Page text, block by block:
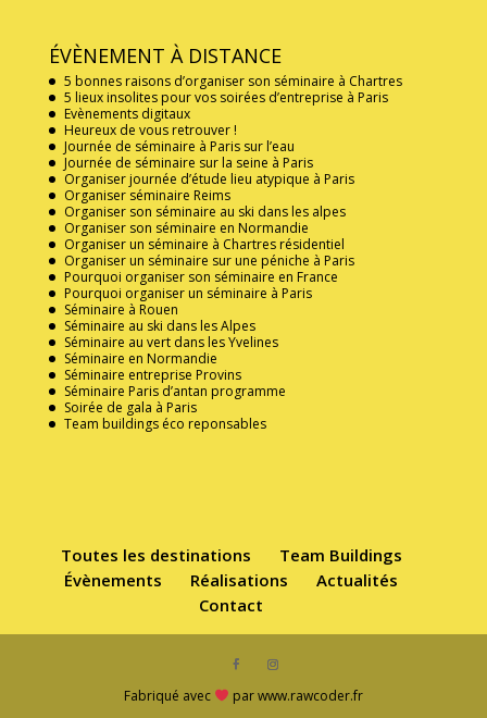
ÉVÈNEMENT À DISTANCE
5 bonnes raisons d’organiser son séminaire à Chartres
5 lieux insolites pour vos soirées d’entreprise à Paris
Evènements digitaux
Heureux de vous retrouver !
Journée de séminaire à Paris sur l’eau
Journée de séminaire sur la seine à Paris
Organiser journée d’étude lieu atypique à Paris
Organiser séminaire Reims
Organiser son séminaire au ski dans les alpes
Organiser son séminaire en Normandie
Organiser un séminaire à Chartres résidentiel
Organiser un séminaire sur une péniche à Paris
Pourquoi organiser son séminaire en France
Pourquoi organiser un séminaire à Paris
Séminaire à Rouen
Séminaire au ski dans les Alpes
Séminaire au vert dans les Yvelines
Séminaire en Normandie
Séminaire entreprise Provins
Séminaire Paris d’antan programme
Soirée de gala à Paris
Team buildings éco reponsables
Toutes les destinations
Team Buildings
Évènements
Réalisations
Actualités
Contact
Fabriqué avec par www.rawcoder.fr